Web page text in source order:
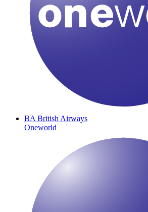
BA British Airways
Oneworld